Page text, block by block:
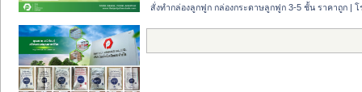
สั่งทำกล่องลูกฟูก กล่องกระดาษลูกฟูก 3-5 ชั้น ราคาถูก | โ